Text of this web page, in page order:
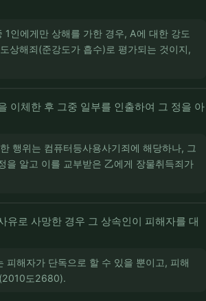
인에게만 상해를 가한 경우, A에 대한 강도
상해죄(준강도가 흡수)로 평가되는 것이지,
이체한 후 그중 일부를 인출하여 그 정을 아
행위는 컴퓨터등사용사기죄에 해당하나, 그
을 알고 이를 교부받은 乙에게 장물취득죄가
유로 사망한 경우 그 상속인이 피해자를 대
피해자가 단독으로 할 수 있을 뿐이고, 피해
도2680).